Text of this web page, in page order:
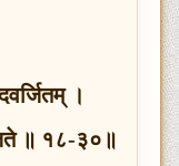
।
॥ १८-३०॥